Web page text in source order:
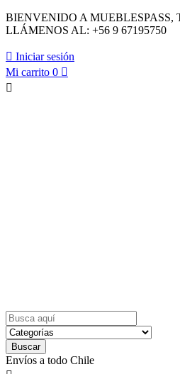
BIENVENIDO A MUEBLESPASS,
LLÁMENOS AL: +56 9 67195750
 Iniciar sesión
Mi carrito 0 

Buscar
Envíos a todo Chile